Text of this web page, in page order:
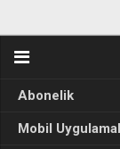
Abonelik
Mobil